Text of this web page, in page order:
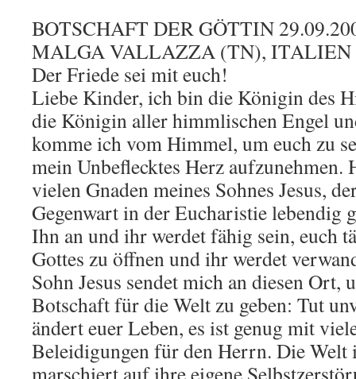
BOTSCHAFT DER GÖTTIN
MALGA VALLAZZA (TN), ITALIEN
Der Friede sei mit euch!
Liebe Kinder, ich bin die Königin des
die Königin aller himmlischen Engel
komme ich vom Himmel, um euch zu
mein Unbeflecktes Herz aufzunehmen.
vielen Gnaden meines Sohnes Jesus,
Gegenwart in der Eucharistie lebendig
Ihn an und ihr werdet fähig sein, euch
Gottes zu öffnen und ihr werdet
Sohn Jesus sendet mich an diesen Ort,
Botschaft für die Welt zu geben: Tut
ändert euer Leben, es ist genug mit
Beleidigungen für den Herrn. Die Welt
marschiert auf ihre eigene